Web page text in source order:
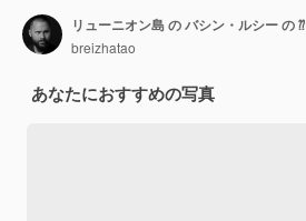
リューニオン島 の バシン・ルシー の ⁇
breizhatao
あなたにおすすめの写真